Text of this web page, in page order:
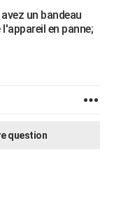
un bandeau
en panne;
question